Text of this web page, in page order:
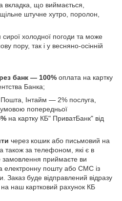
вкладка, що виймається,
штучне хутро, поролон,
холодної погоди та може
пору, так і у весняно-осінній
банк — 100% оплата на картку
Банка;
Інтайм — 2% послуга,
попередньої
на картку КБ" ПриватБанк" від
через кошик або письмовий на
також за телефоном, які є в
приймаєте ви
електронну пошту або СМС із
Заказ буде відправлений відразу
наш картковий рахунок КБ